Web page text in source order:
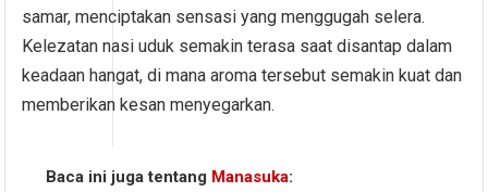
samar, menciptakan sensasi yang menggugah selera.
Kelezatan nasi uduk semakin terasa saat disantap dalam
keadaan hangat, di mana aroma tersebut semakin kuat dan
memberikan kesan menyegarkan.
Baca ini juga tentang Manasuka: